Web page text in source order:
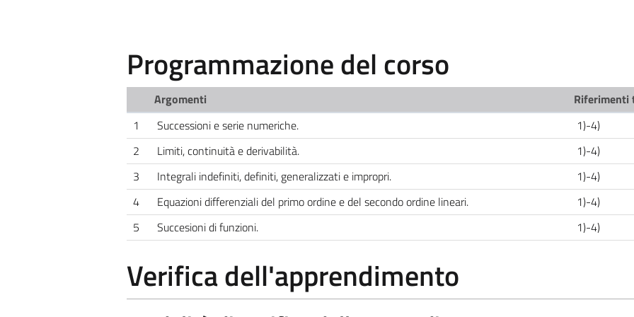
Programmazione del corso
Argomenti
Riferimenti
1
Successioni e serie numeriche.
1)-4)
2
Limiti, continuità e derivabilità.
1)-4)
3
Integrali indefiniti, definiti, generalizzati e impropri.
1)-4)
4
Equazioni differenziali del primo ordine e del secondo ordine lineari.
1)-4)
5
Succesioni di funzioni. 1)-4)
Verifica dell'apprendimento